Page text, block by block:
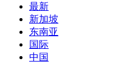
最新
新加坡
东南亚
国际
中国